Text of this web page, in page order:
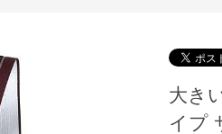
大き
イプ